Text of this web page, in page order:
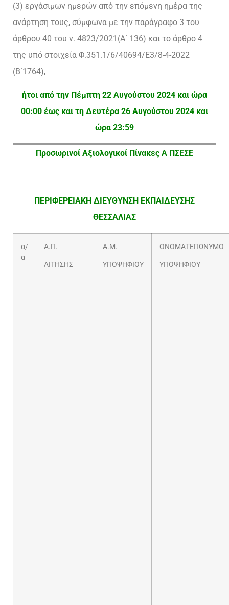
(3) εργάσιμων ημερών από την επόμενη ημέρα της
ανάρτηση τους, σύμφωνα με την παράγραφο 3 του
άρθρου 40 του ν. 4823/2021(Α΄ 136) και το άρθρο 4
της υπό στοιχεία Φ.351.1/6/40694/Ε3/8-4-2022
(Β΄1764),
ήτοι από την Πέμπτη 22 Αυγούστου 2024 και ώρα
00:00 έως και τη Δευτέρα 26 Αυγούστου 2024 και
ώρα 23:59
Προσωρινοί Αξιολογικοί Πίνακες Α ΠΣΕΣΕ
ΠΕΡΙΦΕΡΕΙΑΚΗ ΔΙΕΥΘΥΝΣΗ ΕΚΠΑΙΔΕΥΣΗΣ
ΘΕΣΣΑΛΙΑΣ
α/
α
Α.Π.
ΑΙΤΗΣΗΣ
Α.Μ.
ΥΠΟΨΗΦΙΟΥ
ΟΝΟΜΑΤΕΠΩΝΥΜΟ
ΥΠΟΨΗΦΙΟΥ